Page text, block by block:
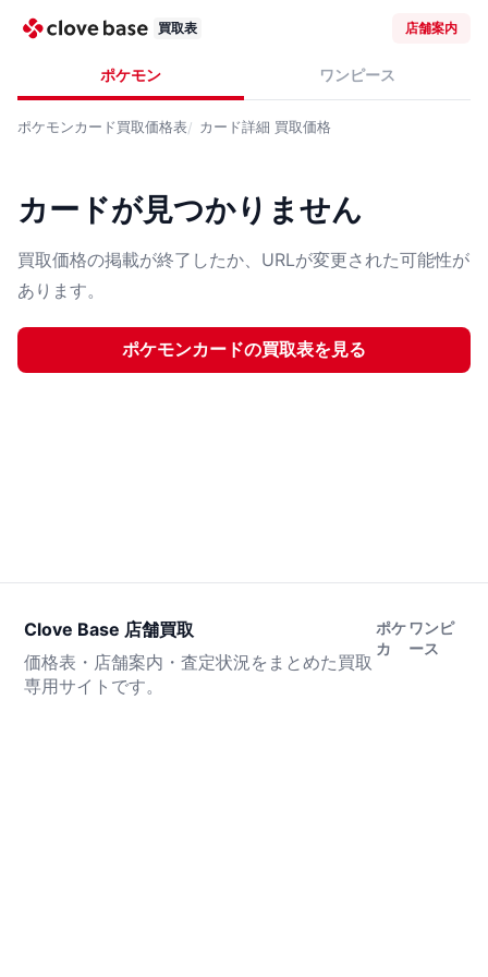
買取表 店舗案内
ポケモン ワンピース
ポケモンカード買取価格表 カード詳細 買取価格
カードが見つかりません
買取価格の掲載が終了したか、URLが変更された可能性が
あります。
ポケモンカードの買取表を見る
Clove Base 店舗買取
価格表・店舗案内・査定状況をまとめた買取
専用サイトです。
ポケ
カ
ワンピ
ース